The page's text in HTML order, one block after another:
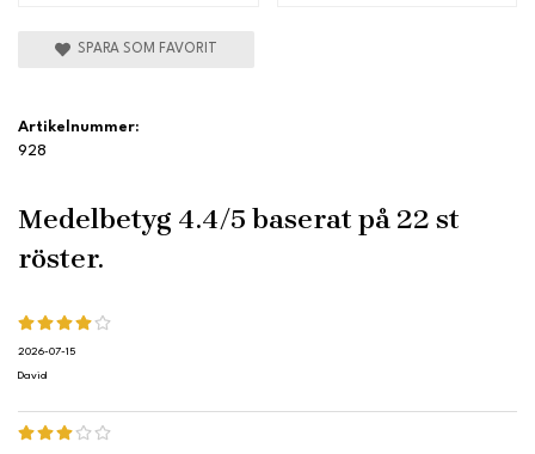
SPARA SOM FAVORIT
Artikelnummer:
928
Medelbetyg 4.4/5 baserat på 22 st
röster.
2026-07-15
David